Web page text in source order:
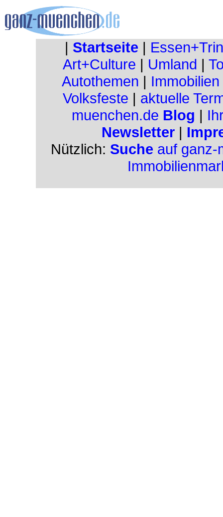
| Startseite |
Art+Culture | Umland |
Autothemen | Immobilien
Volksfeste | aktuelle
muenchen.de Blog |
Newsletter |
Nützlich: Suche auf ganz-